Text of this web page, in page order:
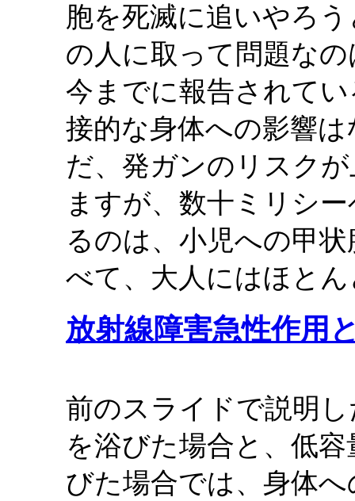
胞を死滅に追いやろ
の人に取って問題な
今までに報告されて
接的な身体への影響
だ、発ガンのリスク
ますが、数十ミリシ
るのは、小児への甲
べて、大人にはほと
放射線障害急性作用
前のスライドで説明
を浴びた場合と、低
びた場合では、身体